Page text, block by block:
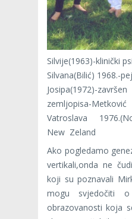
Silvije(1963)-klinički
Silvana(Bilić) 1968.-
Josipa(1972)-
zemljopisa-Metković
Vatroslava
New Zeland
Ako pogledamo
vertikali,onda ne
koji su poznavali
mogu svjedočiti
obrazovanosti koja